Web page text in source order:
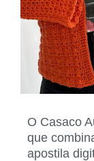
O Casaco
que
apostila